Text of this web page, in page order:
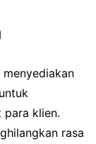
para klien.
rasa